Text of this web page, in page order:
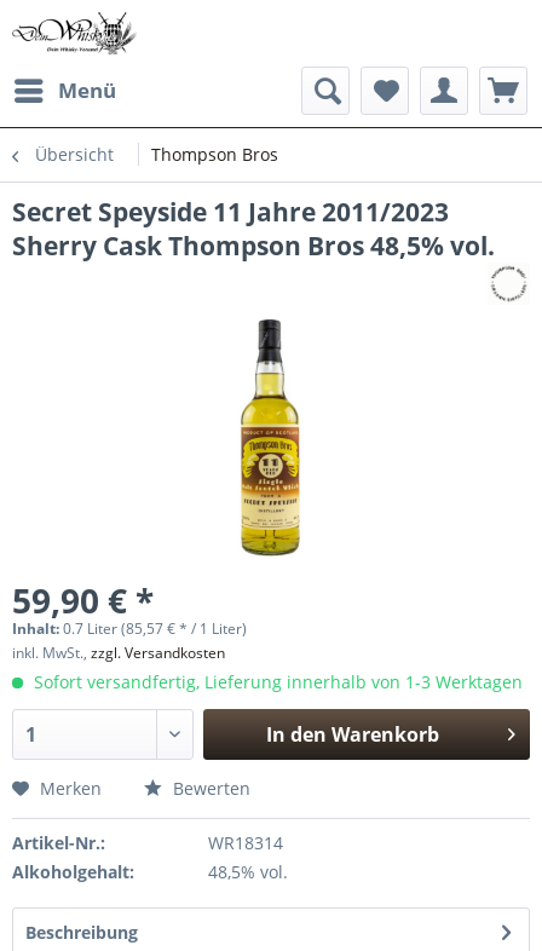
Menü
Übersicht Thompson Bros
Secret Speyside 11 Jahre 2011/2023
Sherry Cask Thompson Bros 48,5% vol.
59,90 € *
Inhalt:0.7 Liter (85,57 € * / 1 Liter)
inkl. MwSt., zzgl. Versandkosten
Sofort versandfertig, Lieferung innerhalb von 1-3 Werktagen
In den Warenkorb
Merken Bewerten
Artikel-Nr.:
WR18314
Alkoholgehalt:
48,5% vol.
Beschreibung